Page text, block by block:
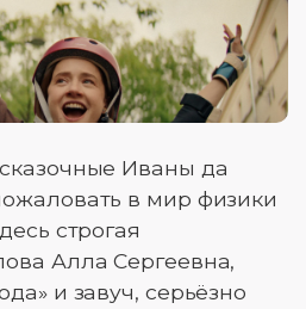
Иваны да
в мир физики
строгая
Алла Сергеевна,
и завуч, серьёзно